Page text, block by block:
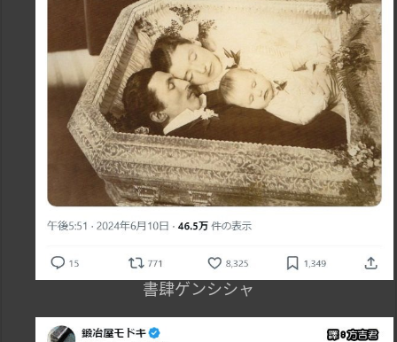
書肆ゲンシシャ